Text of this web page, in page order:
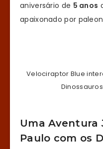
aniversário de 5 anos
apaixonado por
Velociraptor Blue
Uma Aventura
Paulo com os